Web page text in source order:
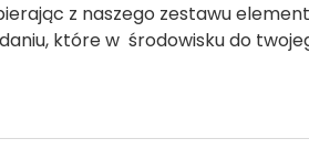
z naszego zestawu
które w środowisku do